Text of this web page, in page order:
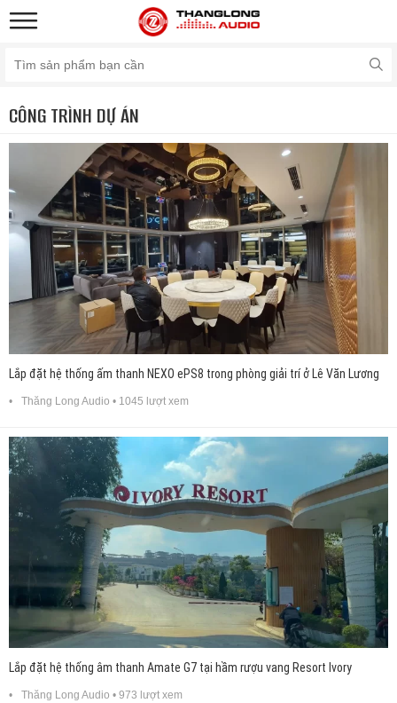
CÔNG TRÌNH DỰ ÁN
Lắp đặt hệ thống ấm thanh NEXO ePS8 trong phòng giải trí ở Lê Văn Lương
Thăng Long Audio • 1045 lượt xem
Lắp đặt hệ thống âm thanh Amate G7 tại hầm rượu vang Resort Ivory
Thăng Long Audio • 973 lượt xem